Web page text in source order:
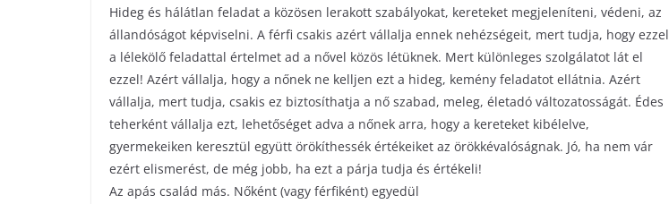
Hideg és hálátlan feladat a közösen lerakott szabályokat, kereteket megjeleníteni, védeni, az
állandóságot képviselni. A férfi csakis azért vállalja ennek nehézségeit, mert tudja, hogy ezzel
a lélekölő feladattal értelmet ad a nővel közös létüknek. Mert különleges szolgálatot lát el
ezzel! Azért vállalja, hogy a nőnek ne kelljen ezt a hideg, kemény feladatot ellátnia. Azért
vállalja, mert tudja, csakis ez biztosíthatja a nő szabad, meleg, életadó változatosságát. Édes
teherként vállalja ezt, lehetőséget adva a nőnek arra, hogy a kereteket kibélelve,
gyermekeiken keresztül együtt örökíthessék értékeiket az örökkévalóságnak. Jó, ha nem vár
ezért elismerést, de még jobb, ha ezt a párja tudja és értékeli!
Az apás család más. Nőként (vagy férfiként) egyedül